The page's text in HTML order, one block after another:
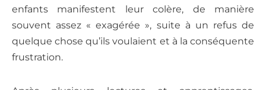
enfants manifestent leur colère, de manière
souvent assez « exagérée », suite à un refus de
quelque chose qu’ils voulaient et à la conséquente
frustration.